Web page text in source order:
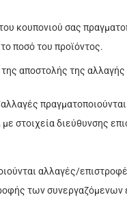
κουπονιού σας
ποσό του προϊόντος.
αποστολής της αλλαγής
στοιχείαδιεύθυνσης
αλλαγές/
των συνεργαζόμενων